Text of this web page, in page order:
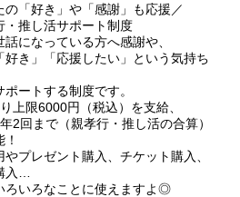
の「好き」や「感謝」も応援／
・推し活サポート制度
話になっている方へ感謝や、
好き」「応援したい」という気持ち
ポートする制度です。
上限6000円（税込）を支給、
2回まで（親孝行・推し活の合算）
やプレゼント購入、チケット購入、
入…
ろいろなことに使えますよ◎